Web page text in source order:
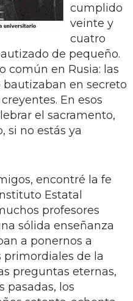
cumplido
veinte y
cuatro
de pequeño.
común en Rusia: las
en secreto
En esos
el sacramento,
si no estás ya
encontré la fe
Estatal
profesores
sólida enseñanza
a ponernos a
primordiales de la
preguntas eternas,
pasadas, los